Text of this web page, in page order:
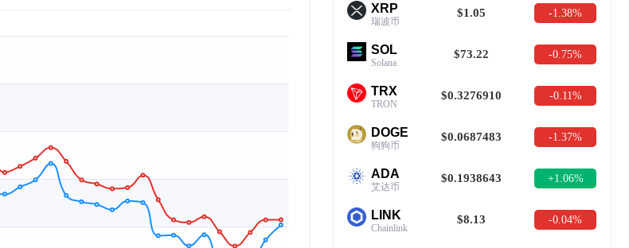
XRP
瑞波币
$1.05 -1.38%
SOL
Solana
$73.22 -0.75%
TRX
TRON
$0.3276910 -0.11%
DOGE
狗狗币
$0.0687483 -1.37%
ADA
艾达币
$0.1938643 +1.06%
LINK
Chainlink
$8.13 -0.04%